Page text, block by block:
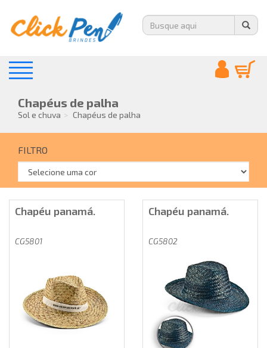
Chapéus de palha
Sol e chuva Chapéus de palha
FILTRO
Chapéu panamá.
CG5801
Chapéu panamá.
CG5802